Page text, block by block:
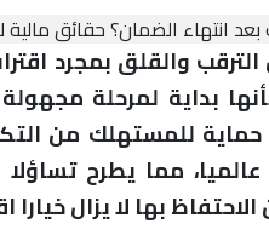
والقلق بمجرد
بداية لمرحلة مجهولة
حماية للمستهلك من
مما يطرح
بها لا يزال